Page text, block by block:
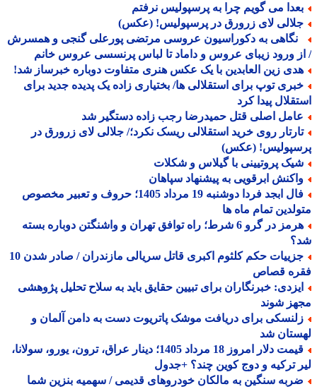
می گویم چرا به پرسپولیس نرفتم
لای زرورق در پرسپولیس! (عکس)
به دکوراسیون عروسی مرتضی پورعلی گنجی و همسرش
ورود زیبای عروس و داماد تا لباس پرنسسی عروس خانم
زین العابدین با یک عکس هنری متفاوت دوباره خبرساز شد!
توپ برای استقلالی ها/ بختیاری زاده یک پدیده جدید برای
پیدا کرد
اصلی قتل حمیدرضا رجب زاده دستگیر شد
روی خرید استقلالی ریسک نکرد؛/ جلالی لای زرورق در
(عکس)
پروتیینی با گیلاس و شکلات
ابرقویی به پیشنهاد سپاهان
فال ابجد فردا دوشنبه 19 مرداد 1405؛ حروف و تعبیر مخصوص
تمام ماه ها
هرمز در گرو 6 شرط؛ راه توافق تهران و واشنگتن دوباره بسته
جزییات حکم کلثوم اکبری قاتل سریالی مازندران / صادر شدن 10
قصاص
خبرنگاران برای تبیین حقایق باید به سلاح تحلیل پژوهشی
شوند
برای دریافت موشک پاتریوت دست به دامن آلمان و
شد
قیمت دلار امروز 18 مرداد 1405؛ دینار عراق، ترون، یورو، سولانا،
ترکیه و دوج کوین چند؟ +جدول
سنگین به مالکان خودروهای قدیمی / سهمیه بنزین شما